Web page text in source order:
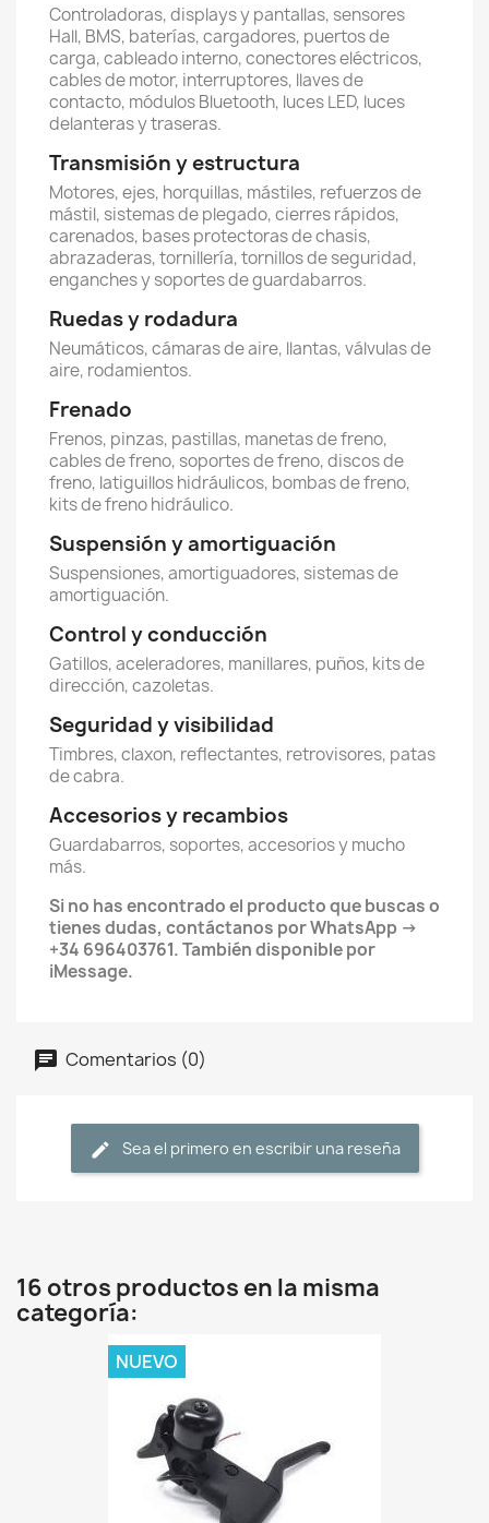
Controladoras, displays y pantallas, sensores
Hall, BMS, baterías, cargadores, puertos de
carga, cableado interno, conectores eléctricos,
cables de motor, interruptores, llaves de
contacto, módulos Bluetooth, luces LED, luces
delanteras y traseras.
Transmisión y estructura
Motores, ejes, horquillas, mástiles, refuerzos de
mástil, sistemas de plegado, cierres rápidos,
carenados, bases protectoras de chasis,
abrazaderas, tornillería, tornillos de seguridad,
enganches y soportes de guardabarros.
Ruedas y rodadura
Neumáticos, cámaras de aire, llantas, válvulas de
aire, rodamientos.
Frenado
Frenos, pinzas, pastillas, manetas de freno,
cables de freno, soportes de freno, discos de
freno, latiguillos hidráulicos, bombas de freno,
kits de freno hidráulico.
Suspensión y amortiguación
Suspensiones, amortiguadores, sistemas de
amortiguación.
Control y conducción
Gatillos, aceleradores, manillares, puños, kits de
dirección, cazoletas.
Seguridad y visibilidad
Timbres, claxon, reflectantes, retrovisores, patas
de cabra.
Accesorios y recambios
Guardabarros, soportes, accesorios y mucho
más.
Si no has encontrado el producto que buscas o
tienes dudas, contáctanos por WhatsApp ->
+34 696403761. También disponible por
iMessage.
Comentarios (0)
Sea el primero en escribir una reseña
16 otros productos en la misma
categoría:
NUEVO